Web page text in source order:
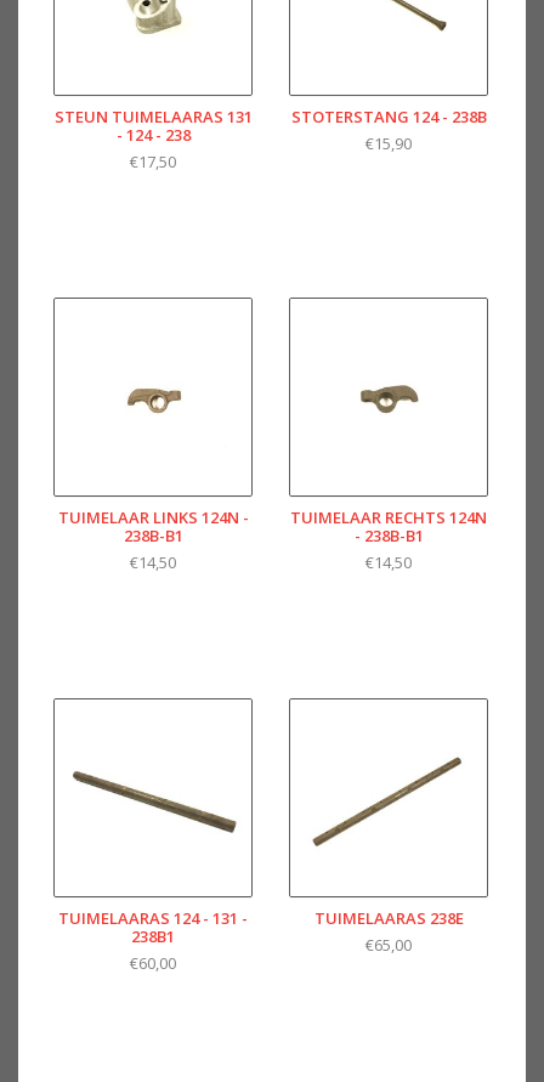
STEUN TUIMELAARAS 131
- 124 - 238
€17,50
STOTERSTANG 124 - 238B
€15,90
TUIMELAAR LINKS 124N -
238B-B1
€14,50
TUIMELAAR RECHTS 124N
- 238B-B1
€14,50
TUIMELAARAS 124 - 131 -
238B1
€60,00
TUIMELAARAS 238E
€65,00